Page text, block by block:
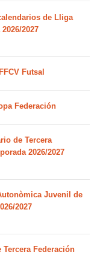
de Lliga
2027
Futsal
Federación
de Tercera
2026/2027
Juvenil de
2027
Federación